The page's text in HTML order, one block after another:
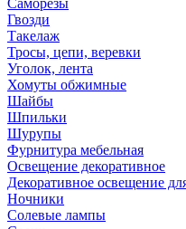
Саморезы
Гвозди
Такелаж
Тросы, цепи, веревки
Уголок, лента
Хомуты обжимные
Шайбы
Шпильки
Шурупы
Фурнитура мебельная
Освещение декоративное
Декоративное освещение
Ночники
Солевые лампы